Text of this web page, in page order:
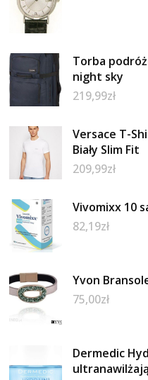
Torba
night sky
219,99zł
Versace T-
Biały Slim Fit
209,99zł
Vivomixx 10
82,19zł
Yvon
75,00zł
Dermedic